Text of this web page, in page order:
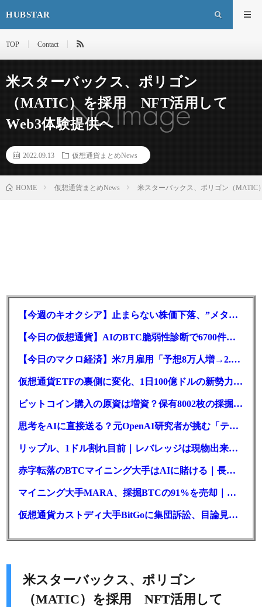
HUBSTAR
TOP Contact
米スターバックス、ポリゴン
（MATIC）を採用 NFT活用して
Web3体験提供へ
2022.09.13 仮想通貨まとめNews
HOME 仮想通貨まとめNews 米スターバックス、ポリゴン（
【今週のキオクシア】止まらない株価下落、”メタプラネット化”の指摘は本当？
【今日の仮想通貨】AIのBTC脆弱性診断で6700件の指摘。赤字マイニング企業はAIに賭ける
【今日のマクロ経済】米7月雇用「予想8万人増→2.3万人減」で利上げ観測後退
仮想通貨ETFの裏側に変化、1日100億ドルの新勢力がSEC登録
ビットコイン購入の原資は増資？保有8002枚の採掘企業の実態とは
思考をAIに直接送る？元OpenAI研究者が挑む「テレパシー」開発とは
リップル、1ドル割れ目前｜レバレッジは現物出来高の6倍超
赤字転落のBTCマイニング大手はAIに賭ける｜長期負債17.8億ドル
マイニング大手MARA、採掘BTCの91%を売却｜純損失6億ドル
仮想通貨カストディ大手BitGoに集団訴訟、目論見書が争点に
米スターバックス、ポリゴン
（MATIC）を採用 NFT活用して